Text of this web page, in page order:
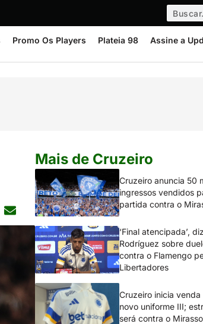
Promo Os Players Plateia 98 Assine a
Mais de Cruzeiro
Cruzeiro anuncia 50
ingressos vendidos
partida contra o
‘Final atencipada’,
Rodríguez sobre
contra o Flamengo
Libertadores
Cruzeiro inicia venda
novo uniforme III;
será contra o